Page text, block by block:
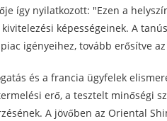
így nyilatkozott: "Ezen a
kivitelezési képességeinek. A
igényeihez, tovább erősítve
és a francia ügyfelek
erő, a tesztelt minőségi
A jövőben az Oriental